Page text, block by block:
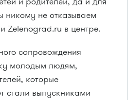
не отказываем
Zelenograd.ru в центре.
сопровождения
молодым людям,
которые
стали выпускниками